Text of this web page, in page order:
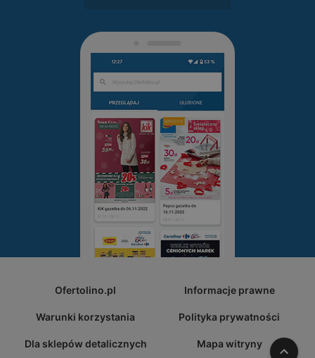
Ofertolino.pl Informacje prawne
Warunki korzystania Polityka prywatności
Dla sklepów detalicznych Mapa witryny W